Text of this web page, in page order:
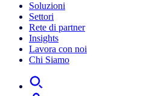
Soluzioni
Settori
Rete di partner
Insights
Lavora con noi
Chi Siamo